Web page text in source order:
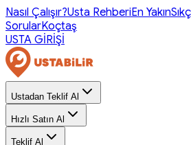
Nasıl Çalışır?Usta RehberiEn Yakın
SorularKoçtaş
USTA GİRİŞİ
Ustadan Teklif Al
Hızlı Satın Al
Teklif Al